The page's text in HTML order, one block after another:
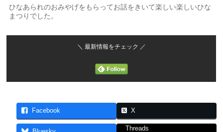
ひなあられのおみやげをもらってお話をきいて楽しい楽しいひな
まつりでした。
＼ 最新情報をチェック ／
Facebook X
Threads